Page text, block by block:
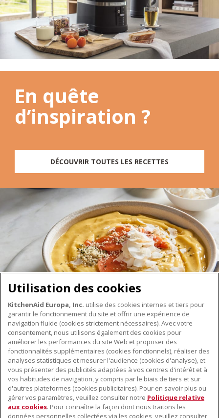
En quête
d’inspiration ?
DÉCOUVRIR TOUTES LES RECETTES
À PROPOS DE KITCHENAID
À propos de KitchenAid
Histoire de la marque
Communiqués de presse
ODR
NOS PRODUITS
Petits électroménagers
Matériel de cuisine
SERVICE CLIENT
Utilisation des cookies
KitchenAid Europa, Inc. utilise des cookies internes et tiers pour
garantir le fonctionnement du site et offrir une expérience de
navigation fluide (cookies strictement nécessaires). Avec votre
consentement, nous utilisons également des cookies pour
améliorer les performances du site Web et proposer des
fonctionnalités supplémentaires (cookies fonctionnels), réaliser des
analyses statistiques et mesurer l'audience (cookies d'analyse), et
vous présenter des publicités adaptées à vos centres d'intérêt et à
vos habitudes de navigation, y compris par le biais de tiers et sur
d'autres plateformes (cookies publicitaires). Pour en savoir plus ou
gérer vos paramètres, veuillez consulter notre Politique relative
aux cookies. Pour connaître la façon dont nous traitons les